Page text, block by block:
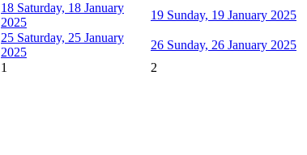
18 Saturday, 18 January
2025
19 Sunday, 19 January 2025
25 Saturday, 25 January
2025
26 Sunday, 26 January 2025
1 2